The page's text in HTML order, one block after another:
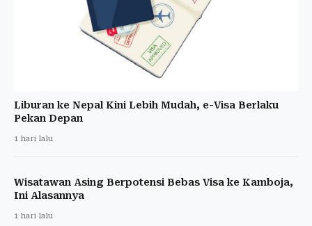
Liburan ke Nepal Kini Lebih Mudah, e-Visa Berlaku
Pekan Depan
1 hari lalu
Wisatawan Asing Berpotensi Bebas Visa ke Kamboja,
Ini Alasannya
1 hari lalu